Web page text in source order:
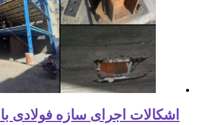
اشکالات اجرای سازه فولادی با